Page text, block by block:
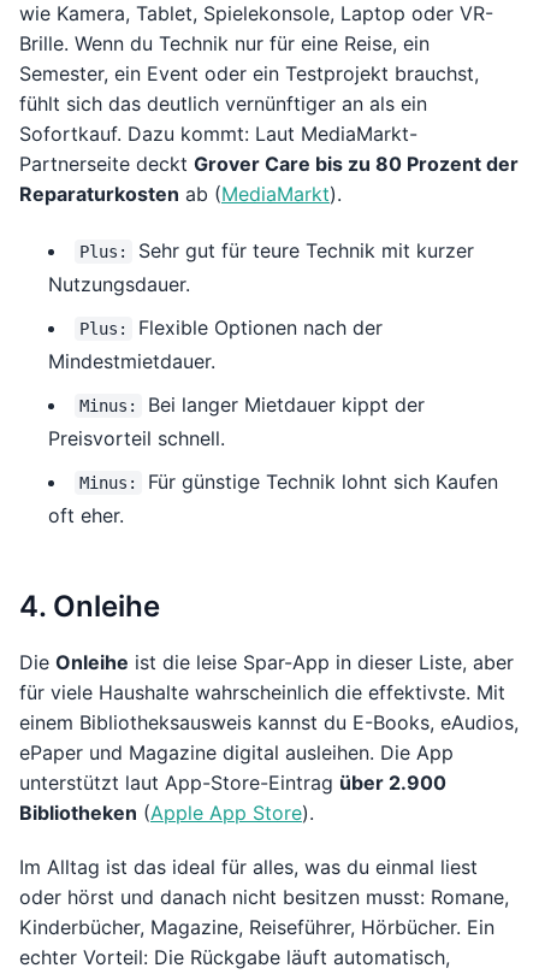
wie Kamera, Tablet, Spielekonsole, Laptop oder VR-
Brille. Wenn du Technik nur für eine Reise, ein
Semester, ein Event oder ein Testprojekt brauchst,
fühlt sich das deutlich vernünftiger an als ein
Sofortkauf. Dazu kommt: Laut MediaMarkt-
Partnerseite deckt Grover Care bis zu 80 Prozent der
Reparaturkosten ab (MediaMarkt).
Plus:
Sehr gut für teure Technik mit kurzer
Nutzungsdauer.
Plus:
Flexible Optionen nach der
Mindestmietdauer.
Minus:
Bei langer Mietdauer kippt der
Preisvorteil schnell.
Minus:
Für günstige Technik lohnt sich Kaufen
oft eher.
4. Onleihe
Die Onleihe ist die leise Spar-App in dieser Liste, aber
für viele Haushalte wahrscheinlich die effektivste. Mit
einem Bibliotheksausweis kannst du E-Books, eAudios,
ePaper und Magazine digital ausleihen. Die App
unterstützt laut App-Store-Eintrag über 2.900
Bibliotheken (Apple App Store).
Im Alltag ist das ideal für alles, was du einmal liest
oder hörst und danach nicht besitzen musst: Romane,
Kinderbücher, Magazine, Reiseführer, Hörbücher. Ein
echter Vorteil: Die Rückgabe läuft automatisch,